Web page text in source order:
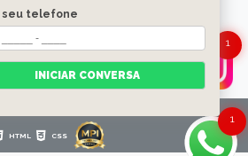
PRODUTOS
CONTATO
CATEGORIAS
MAPA DO SITE
ADG. (Lei 9610 de 19/02/1998)
HTML CSS
1
1
seu telefone
INICIAR CONVERSA